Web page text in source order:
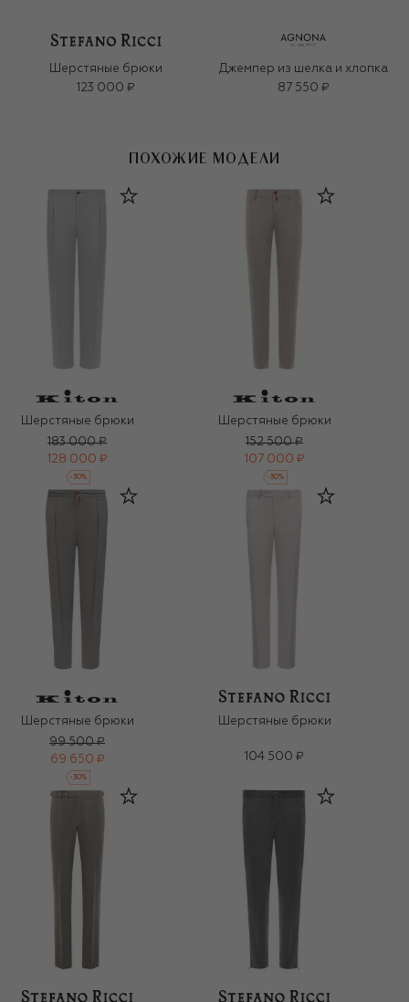
Шерстяные брюки
123 000 ₽
Джемпер из шелка и хлопка
87 550 ₽
ПОХОЖИЕ МОДЕЛИ
Шерстяные брюки
183 000 ₽
128 000 ₽
-30%
Шерстяные брюки
152 500 ₽
107 000 ₽
-30%
Шерстяные брюки
99 500 ₽
69 650 ₽
-30%
Шерстяные брюки
104 500 ₽